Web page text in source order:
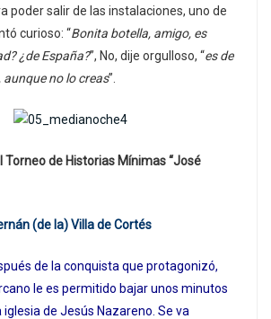
poder salir de las instalaciones, uno de
curioso: “Bonita botella, amigo, es
¿de España?”, No, dije orgulloso, “es de
no lo creas”.
Torneo de Historias Mínimas “José
(de la) Villa de Cortés
de la conquista que protagonizó,
le es permitido bajar unos minutos
de Jesús Nazareno. Se va